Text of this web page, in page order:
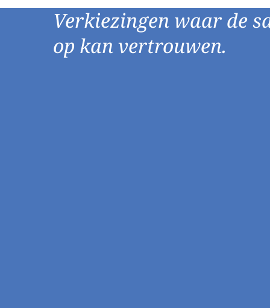
Social
Cookie blijft
Verkiezingen waar de
op kan vertrouwen.